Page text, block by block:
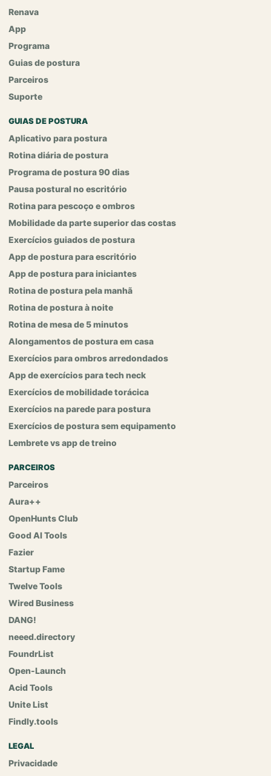
Renava
App
Programa
Guias de postura
Parceiros
Suporte
GUIAS DE POSTURA
Aplicativo para postura
Rotina diária de postura
Programa de postura 90 dias
Pausa postural no escritório
Rotina para pescoço e ombros
Mobilidade da parte superior das costas
Exercícios guiados de postura
App de postura para escritório
App de postura para iniciantes
Rotina de postura pela manhã
Rotina de postura à noite
Rotina de mesa de 5 minutos
Alongamentos de postura em casa
Exercícios para ombros arredondados
App de exercícios para tech neck
Exercícios de mobilidade torácica
Exercícios na parede para postura
Exercícios de postura sem equipamento
Lembrete vs app de treino
PARCEIROS
Parceiros
Aura++
OpenHunts Club
Good AI Tools
Fazier
Startup Fame
Twelve Tools
Wired Business
DANG!
neeed.directory
FoundrList
Open-Launch
Acid Tools
Unite List
Findly.tools
LEGAL
Privacidade